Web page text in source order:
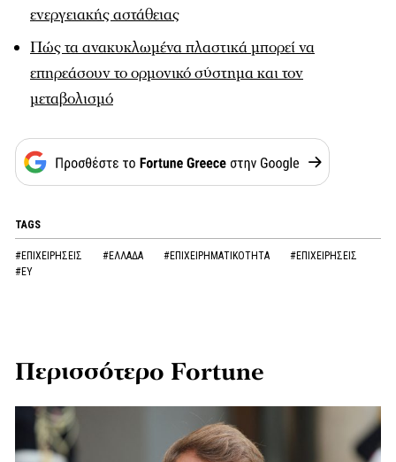
ενεργειακής αστάθειας
Πώς τα ανακυκλωμένα πλαστικά μπορεί να
επηρεάσουν το ορμονικό σύστημα και τον
μεταβολισμό
TAGS
#ΕΠΙΧΕΙΡΗΣΕΙΣ #ΕΛΛΑΔΑ #ΕΠΙΧΕΙΡΗΜΑΤΙΚΟΤΗΤΑ
#ΕΠΙΧΕΙΡΗΣΕΙΣ
#ΕΥ
Περισσότερο Fortune